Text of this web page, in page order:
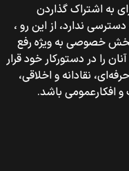
به اشتراک گذاردن
ندارد، از این رو ،
بخش خصوصی به ویژه رفع
را در دستورکار خود قرار
نقادانه و اخلاقی،
افکارعمومی باشد.